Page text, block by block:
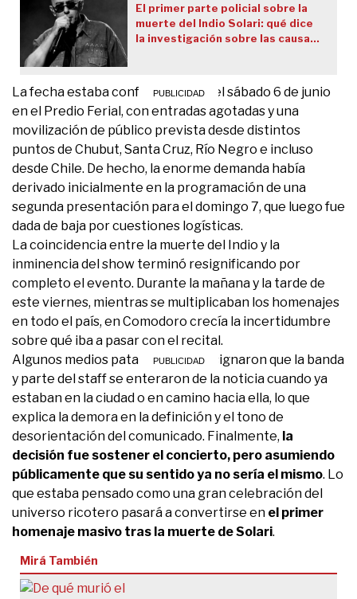
El primer parte policial sobre la
muerte del Indio Solari: qué dice
la investigación sobre las causas
La fecha estaba confirmada para el sábado 6 de junio
en el Predio Ferial, con entradas agotadas y una
movilización de público prevista desde distintos
puntos de Chubut, Santa Cruz, Río Negro e incluso
desde Chile. De hecho, la enorme demanda había
derivado inicialmente en la programación de una
segunda presentación para el domingo 7, que luego fue
dada de baja por cuestiones logísticas.
La coincidencia entre la muerte del Indio y la
inminencia del show terminó resignificando por
completo el evento. Durante la mañana y la tarde de
este viernes, mientras se multiplicaban los homenajes
en todo el país, en Comodoro crecía la incertidumbre
sobre qué iba a pasar con el recital.
Algunos medios patagónicos consignaron que la banda
y parte del staff se enteraron de la noticia cuando ya
estaban en la ciudad o en camino hacia ella, lo que
explica la demora en la definición y el tono de
desorientación del comunicado. Finalmente, la
decisión fue sostener el concierto, pero asumiendo
públicamente que su sentido ya no sería el mismo. Lo
que estaba pensado como una gran celebración del
universo ricotero pasará a convertirse en el primer
homenaje masivo tras la muerte de Solari.
Mirá También